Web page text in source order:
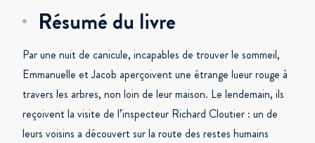
Résumé du livre
Par une nuit de canicule, incapables de trouver le sommeil,
Emmanuelle et Jacob aperçoivent une étrange lueur rouge à
travers les arbres, non loin de leur maison. Le lendemain, ils
reçoivent la visite de l’inspecteur Richard Cloutier : un de
leurs voisins a découvert sur la route des restes humains